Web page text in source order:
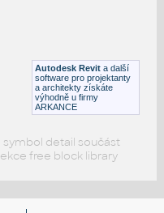
Autodesk Revit a další
software pro projektanty
a architekty získáte
výhodně u firmy
ARKANCE
detail součást
free block library